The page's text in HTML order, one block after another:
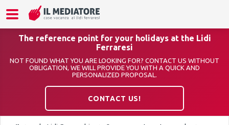
The reference point for your holidays at the Lidi
Ferraresi
NOT FOUND WHAT YOU ARE LOOKING FOR? CONTACT US WITHOUT
OBLIGATION, WE WILL PROVIDE YOU WITH A QUICK AND
PERSONALIZED PROPOSAL.
CONTACT US!